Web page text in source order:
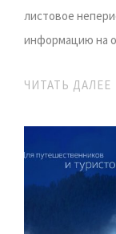
листовое
информацию на
ЧИТАТЬ ДАЛЕЕ